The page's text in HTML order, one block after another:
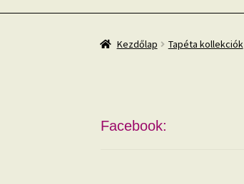
Kezdőlap Tapéta kollekciók
Facebook: